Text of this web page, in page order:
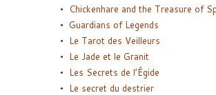
Chickenhare and the Treasure of
Guardians of Legends
Le Tarot des Veilleurs
Le Jade et le Granit
Les Secrets de l’Égide
Le secret du destrier